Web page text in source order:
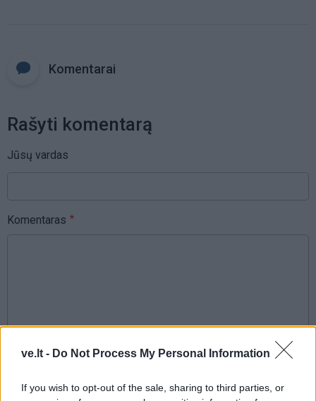
ve.lt - Do Not Process My Personal Information
If you wish to opt-out of the sale, sharing to third parties, or
Komentarai
Rašyti komentarą
Jūsų vardas
Komentaras
reCAPTCHA and the Google